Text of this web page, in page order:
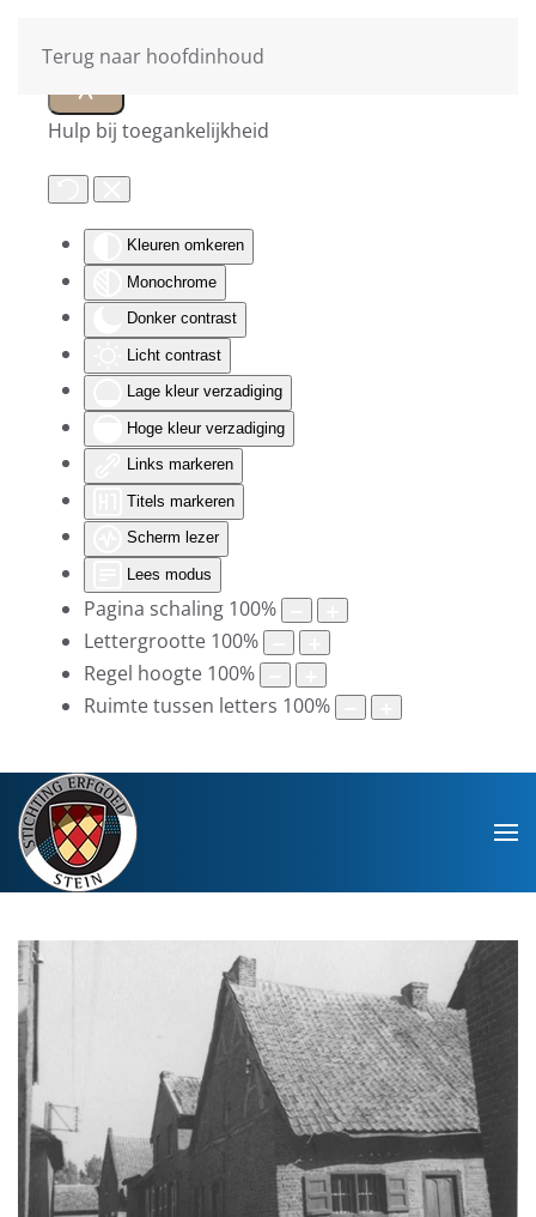
Hulp bij toegankelijkheid
Kleuren omkeren
Monochrome
Donker contrast
Licht contrast
Lage kleur verzadiging
Hoge kleur verzadiging
Links markeren
Titels markeren
Scherm lezer
Lees modus
Pagina schaling 100%
Lettergrootte 100%
Regel hoogte 100%
Ruimte tussen letters 100%
Terug naar hoofdinhoud